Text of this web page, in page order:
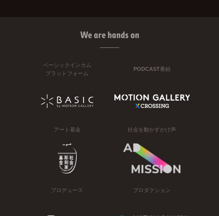
We are hands on
ベーシックインカム
プラットフォーム
PODCAST番組
アート基金 社会を動かすかけ声
プロデュース プロダクション